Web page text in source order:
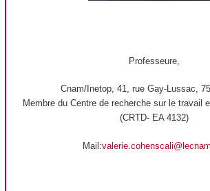
Professeure,
Cnam/Inetop, 41, rue Gay-Lussac,
Membre du Centre de recherche sur le travail
(CRTD- EA 4132)
Mail: